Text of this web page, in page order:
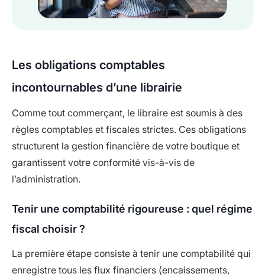
Les obligations comptables
incontournables d’une librairie
Comme tout commerçant, le libraire est soumis à des
règles comptables et fiscales strictes. Ces obligations
structurent la gestion financière de votre boutique et
garantissent votre conformité vis-à-vis de
l’administration.
Tenir une comptabilité rigoureuse : quel régime
fiscal choisir ?
La première étape consiste à tenir une comptabilité qui
enregistre tous les flux financiers (encaissements,